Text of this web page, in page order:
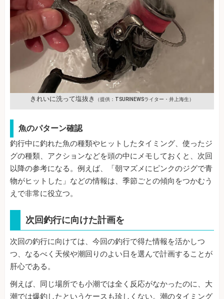
きれいに洗って塩抜き （提供：TSURINEWSライター・井上海生）
魚のパターン確認
釣行中に釣れた魚の種類やヒットしたタイミング、使ったジ
グの種類、アクションなどを頭の中にメモしておくと、次回
以降の参考になる。例えば、「朝マズメにピンクのジグで青
物がヒットした」などの情報は、季節ごとの傾向をつかむう
えで非常に役立つ。
次回釣行に向けた計画を
次回の釣行に向けては、今回の釣行で得た情報を活かしつ
つ、なるべく天候や潮回りのよい日を選んで計画することが
肝心である。
例えば、同じ場所でも小潮では全く反応がなかったのに、大
潮では爆釣したというケースも珍しくない。潮のタイミング